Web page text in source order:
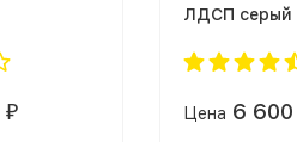
₽
ЛДСП серый
золотой
Цена 6 600